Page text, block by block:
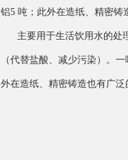
铝5 吨；此外在造纸、精密铸
主要用于生活饮用水的处
（代替盐酸、减少污染）。
外在造纸、精密铸造也有广泛